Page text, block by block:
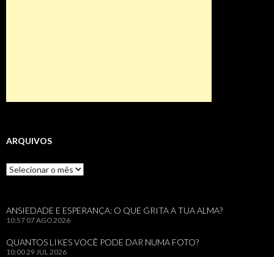
ARQUIVOS
Arquivos
ANSIEDADE E ESPERANÇA: O QUE GRITA A TUA ALMA?
10:57 07 AGO 2026
QUANTOS LIKES VOCÊ PODE DAR NUMA FOTO?
10:0029 JUL 2026